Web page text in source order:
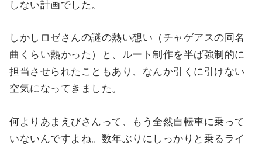
しない計画でした。
しかしロゼさんの謎の熱い想い（チャゲアスの同名
曲くらい熱かった）と、ルート制作を半ば強制的に
担当させられたこともあり、なんか引くに引けない
空気になってきました。
何よりあまえびさんって、もう全然自転車に乗って
いないんですよね。数年ぶりにしっかりと乗るライ